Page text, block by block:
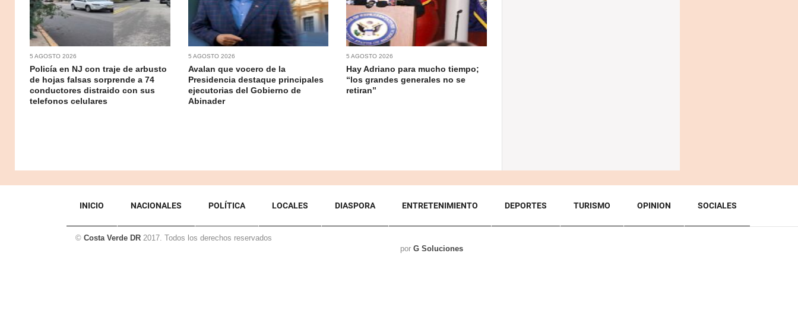
5 AGOSTO 2026
Policía en NJ con traje de arbusto
de hojas falsas sorprende a 74
conductores distraido con sus
telefonos celulares
5 AGOSTO 2026
Avalan que vocero de la
Presidencia destaque principales
ejecutorias del Gobierno de
Abinader
5 AGOSTO 2026
Hay Adriano para mucho tiempo;
“los grandes generales no se
retiran”
INICIO NACIONALES POLÍTICA LOCALES DIASPORA ENTRETENIMIENTO DEPORTES TURISMO OPINION SOCIALES
© Costa Verde DR 2017. Todos los derechos reservados
por G Soluciones